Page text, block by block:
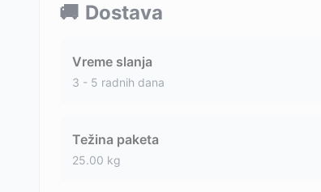
🚚 Dostava
Vreme slanja
3 - 5 radnih dana
Težina paketa
25.00 kg